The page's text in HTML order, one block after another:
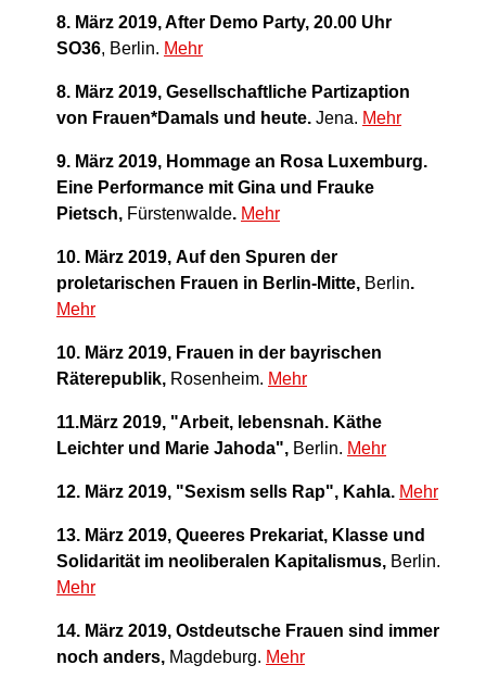
8. März 2019, After Demo Party, 20.00 Uhr
SO36, Berlin. Mehr
8. März 2019, Gesellschaftliche Partizaption
von Frauen*Damals und heute. Jena. Mehr
9. März 2019, Hommage an Rosa Luxemburg.
Eine Performance mit Gina und Frauke
Pietsch, Fürstenwalde. Mehr
10. März 2019, Auf den Spuren der
proletarischen Frauen in Berlin-Mitte, Berlin.
Mehr
10. März 2019, Frauen in der bayrischen
Räterepublik, Rosenheim. Mehr
11.März 2019, "Arbeit, lebensnah. Käthe
Leichter und Marie Jahoda", Berlin. Mehr
12. März 2019, "Sexism sells Rap", Kahla. Mehr
13. März 2019, Queeres Prekariat, Klasse und
Solidarität im neoliberalen Kapitalismus, Berlin.
Mehr
14. März 2019, Ostdeutsche Frauen sind immer
noch anders, Magdeburg. Mehr